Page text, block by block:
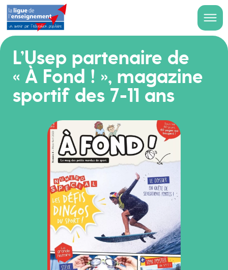
L’Usep partenaire de
« À Fond ! », magazine
sportif des 7-11 ans